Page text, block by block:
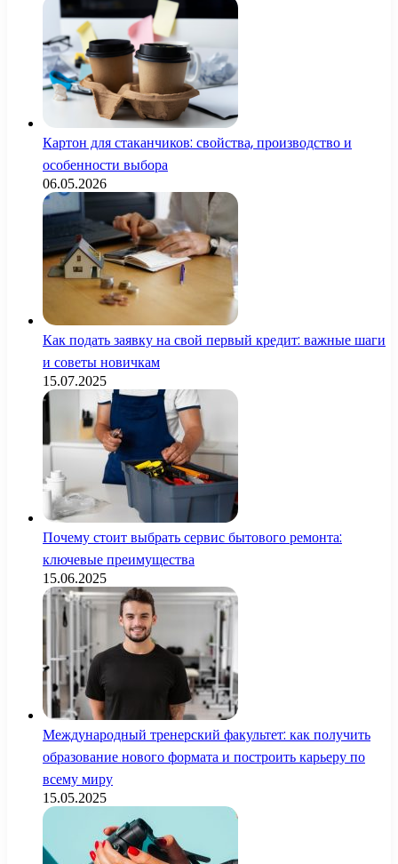
Картон для стаканчиков: свойства, производство и
особенности выбора
06.05.2026
Как подать заявку на свой первый кредит: важные шаги
и советы новичкам
15.07.2025
Почему стоит выбрать сервис бытового ремонта:
ключевые преимущества
15.06.2025
Международный тренерский факультет: как получить
образование нового формата и построить карьеру по
всему миру
15.05.2025